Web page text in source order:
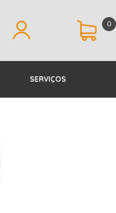
0
SERVIÇOS